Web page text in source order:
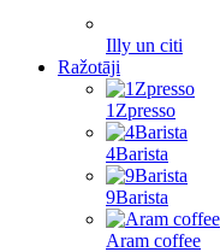
Illy un citi
Ražotāji
1Zpresso
4Barista
9Barista
Aram coffee